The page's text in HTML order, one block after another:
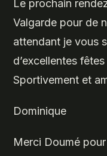
Le prochain
Valgarde pour de
attendant je vous
d’excellentes
Sportivement et
Dominique
Merci Doumé